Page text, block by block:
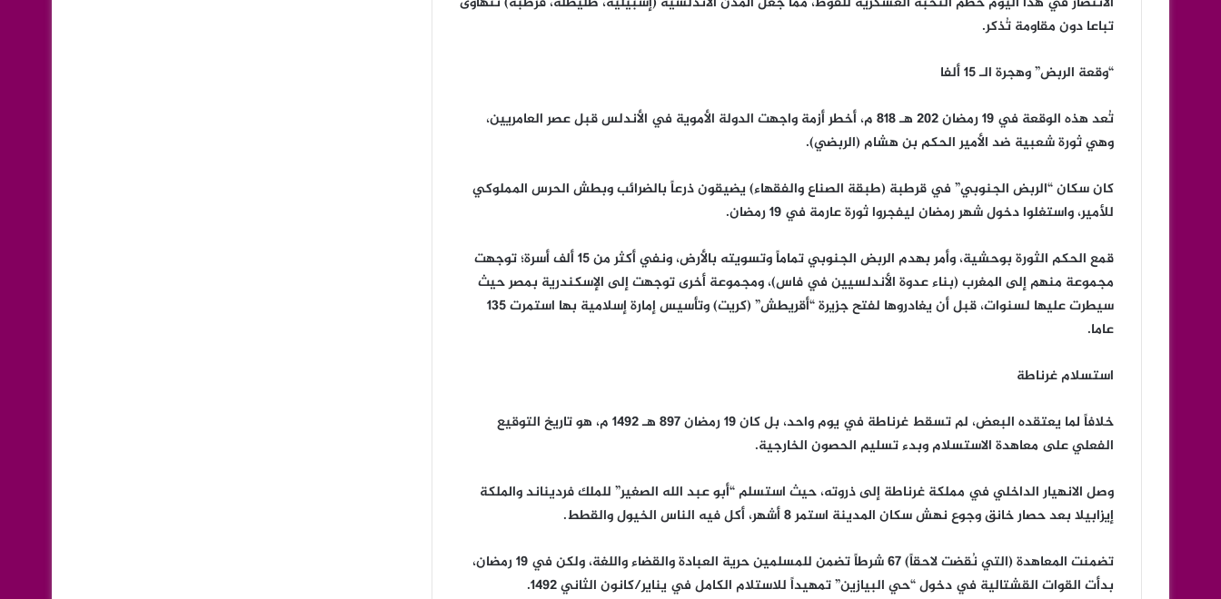
تباعا دون مقاومة تُذكر.
“وقعة الربض” وهجرة الـ 15 ألفا
تُعد هذه الوقعة في 19 رمضان 202 هـ 818 م، أخطر أزمة واجهت الدولة الأموية في الأندلس قبل عصر العامريين،
وهي ثورة شعبية ضد الأمير الحكم بن هشام (الربضي).
كان سكان “الربض الجنوبي” في قرطبة (طبقة الصناع والفقهاء) يضيقون ذرعاً بالضرائب وبطش الحرس المملوكي
للأمير، واستغلوا دخول شهر رمضان ليفجروا ثورة عارمة في 19 رمضان.
قمع الحكم الثورة بوحشية، وأمر بهدم الربض الجنوبي تماماً وتسويته بالأرض، ونفي أكثر من 15 ألف أسرة؛ توجهت
مجموعة منهم إلى المغرب (بناء عدوة الأندلسيين في فاس)، ومجموعة أخرى توجهت إلى الإسكندرية بمصر حيث
سيطرت عليها لسنوات، قبل أن يغادروها لفتح جزيرة “أقريطش” (كريت) وتأسيس إمارة إسلامية بها استمرت 135
عاما.
استسلام غرناطة
خلافاً لما يعتقده البعض، لم تسقط غرناطة في يوم واحد، بل كان 19 رمضان 897 هـ 1492 م، هو تاريخ التوقيع
الفعلي على معاهدة الاستسلام وبدء تسليم الحصون الخارجية.
وصل الانهيار الداخلي في مملكة غرناطة إلى ذروته، حيث استسلم “أبو عبد الله الصغير” للملك فرديناند والملكة
إيزابيلا بعد حصار خانق وجوع نهش سكان المدينة استمر 8 أشهر، أكل فيه الناس الخيول والقطط.
تضمنت المعاهدة (التي نُقضت لاحقاً) 67 شرطاً تضمن للمسلمين حرية العبادة والقضاء واللغة، ولكن في 19 رمضان،
بدأت القوات القشتالية في دخول “حي البيازين” تمهيداً للاستلام الكامل في يناير/كانون الثاني 1492.